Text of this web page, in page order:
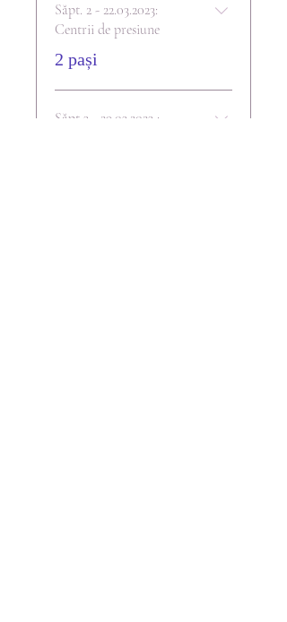
Săpt. 2 - 22.03.2023:
Centrii de presiune
.2 pași
Săpt 3 - 29.03.2023 :